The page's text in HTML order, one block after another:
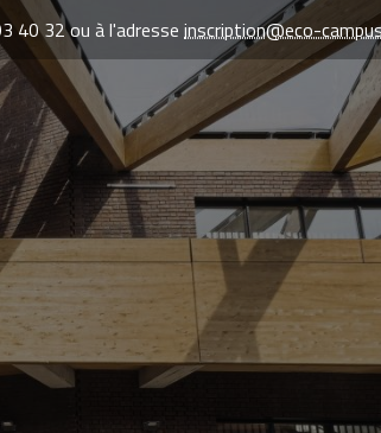
40 32 ou à l'adresse inscription@eco-